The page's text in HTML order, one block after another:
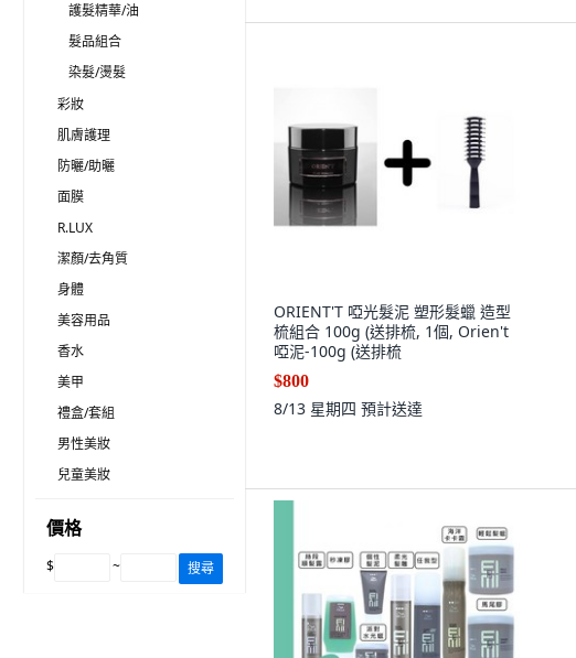
護髮精華/油
髮品組合
染髮/燙髮
彩妝
肌膚護理
防曬/助曬
面膜
R.LUX
潔顏/去角質
身體
美容用品
香水
美甲
禮盒/套組
男性美妝
兒童美妝
價格
$ ~ 搜尋
ORIENT'T 啞光髮泥 塑形髮蠟 造型
梳組合 100g (送排梳, 1個, Orien't
啞泥-100g (送排梳
$800
8/13 星期四 預計送達